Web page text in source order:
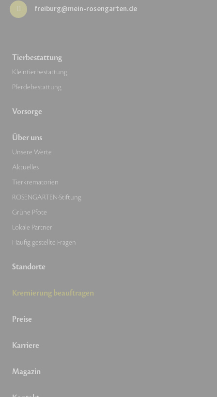
freiburg@mein-rosengarten.de
Tierbestattung
Kleintierbestattung
Pferdebestattung
Vorsorge
Über uns
Unsere Werte
Aktuelles
Tierkrematorien
ROSENGARTEN-Stiftung
Grüne Pfote
Lokale Partner
Häufig gestellte Fragen
Standorte
Kremierung beauftragen
Preise
Karriere
Magazin